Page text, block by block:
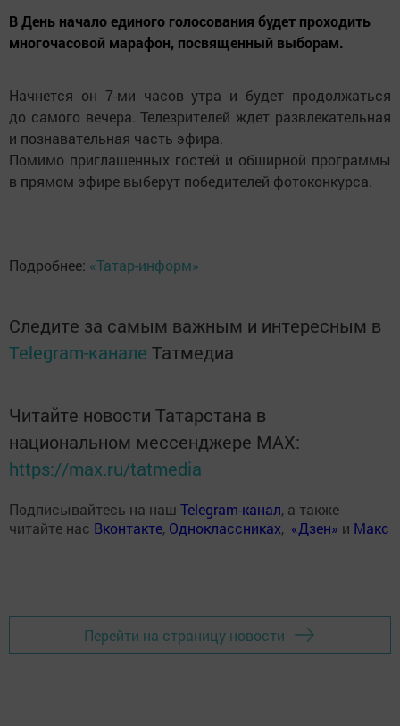
В День начало единого голосования будет проходить
многочасовой марафон, посвященный выборам.
Начнется он 7-ми часов утра и будет продолжаться
до самого вечера. Телезрителей ждет развлекательная
и познавательная часть эфира.
Помимо приглашенных гостей и обширной программы
в прямом эфире выберут победителей фотоконкурса.
Подробнее: «Татар-информ»
Следите за самым важным и интересным в
Telegram-канале Татмедиа
Читайте новости Татарстана в
национальном мессенджере MАХ:
https://max.ru/tatmedia
Подписывайтесь на наш Telegram-канал, а также
читайте нас Вконтакте, Одноклассниках, «Дзен» и Макс
Перейти на страницу новости